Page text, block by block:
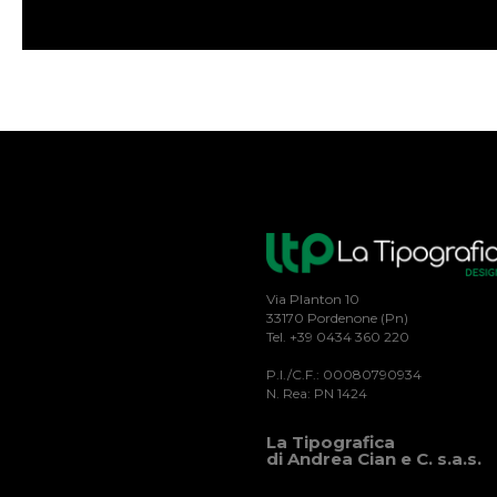
Via Planton 10
33170 Pordenone (Pn)
Tel. +39 0434 360 220
P.I./C.F.: 00080790934
N. Rea: PN 1424
La Tipografica
di Andrea Cian e C. s.a.s.